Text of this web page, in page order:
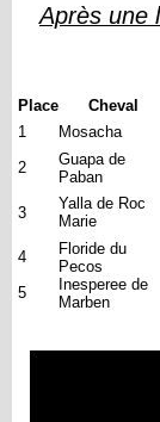
Après une
Place Cheval
1
Mosacha
2
Guapa de
Paban
3
Yalla de Roc
Marie
4
Floride du
Pecos
5
Inesperee de
Marben